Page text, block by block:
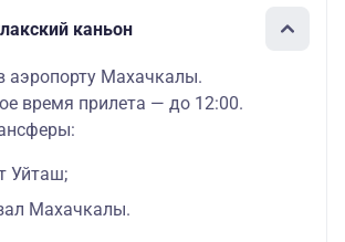
каньон
аэропорту Махачкалы.
время прилета — до 12:00.
Уйташ;
Махачкалы.